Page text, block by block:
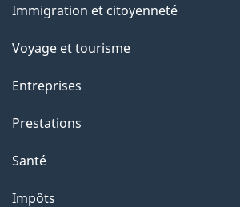
sujets
Immigration et citoyenneté
Voyage et tourisme
Entreprises
Prestations
Santé
Impôts